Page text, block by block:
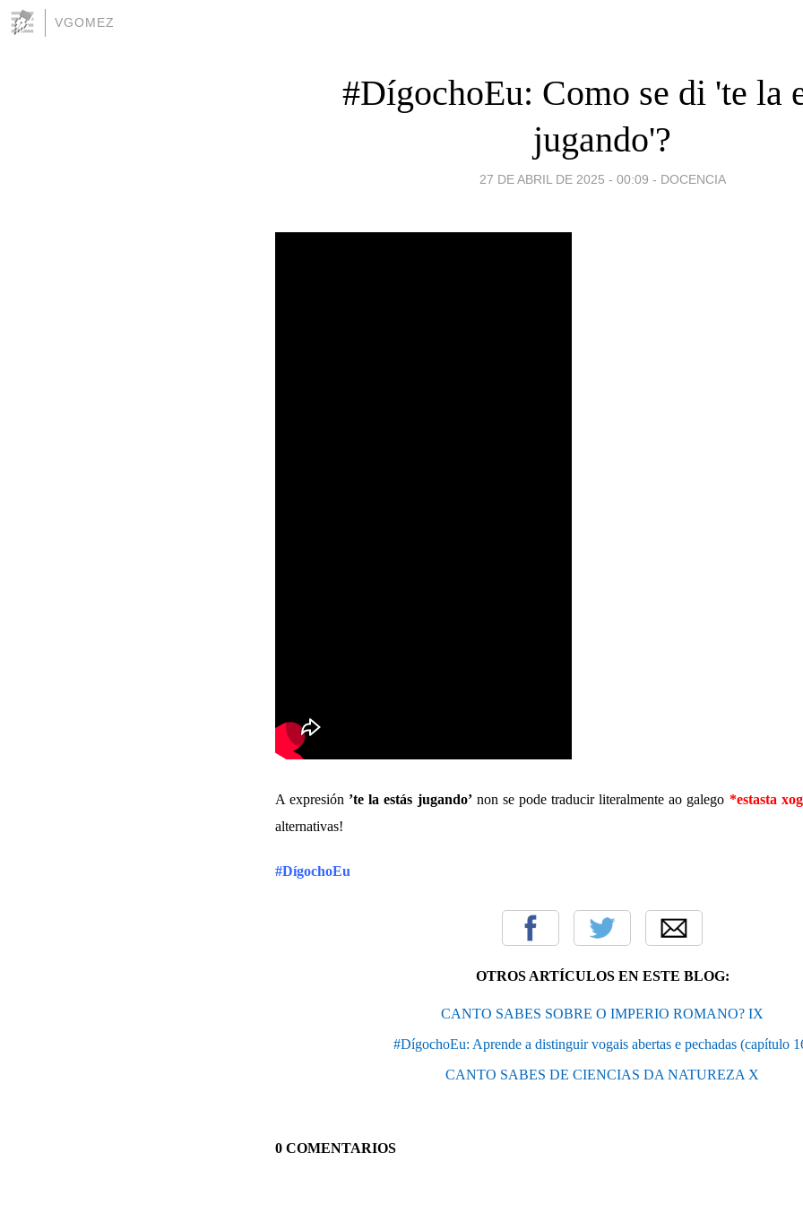
VGOMEZ
#DígochoEu: Como se di 'te la
jugando'?
27 DE ABRIL DE 2025 - 00:09 - DOCENCIA
A expresión ’te la estás jugando’non se pode traducir literalmente ao galego *estasta
alternativas!
#DígochoEu
OTROS ARTÍCULOS EN ESTE BLOG:
CANTO SABES SOBRE O IMPERIO ROMANO? IX
#DígochoEu:​ Aprende a distinguir vogais abertas e pechadas (capítulo
CANTO SABES DE CIENCIAS DA NATUREZA X
0 COMENTARIOS